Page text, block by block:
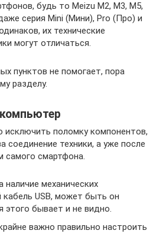
будь то Meizu M2, M3, M5,
серия Mini (Мини), Pro (Про) и
их технические
могут отличаться.
пунктов не помогает, пора
разделу.
поломку компонентов,
соединение техники, а уже после
самого смартфона.
наличие механических
кабель USB, может быть он
этого бывает и не видно.
важно правильно настроить